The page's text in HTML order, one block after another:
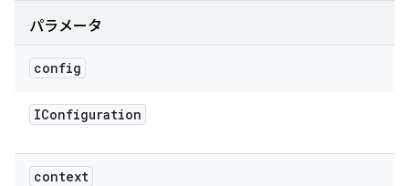
パラメータ
config
IConfiguration
context